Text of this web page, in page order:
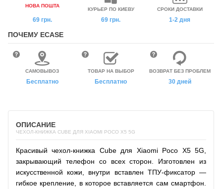
НОВА ПОШТА
69 грн.
КУРЬЕР ПО КИЕВУ
69 грн.
СРОКИ ДОСТАВКИ
1-2 дня
ПОЧЕМУ ECASE
САМОВЫВОЗ
Бесплатно
ТОВАР НА ВЫБОР
Бесплатно
ВОЗВРАТ БЕЗ ПРОБЛЕМ
30 дней
ОПИСАНИЕ
ЧЕХОЛ-КНИЖКА CUBE ДЛЯ XIAOMI POCO X5 5G
Красивый чехол-книжка Cube для Xiaomi Poco X5 5G,
закрывающий телефон со всех сторон. Изготовлен из
искусственной кожи, внутри вставлен ТПУ-фиксатор —
гибкое крепление, в которое вставляется сам смартфон.